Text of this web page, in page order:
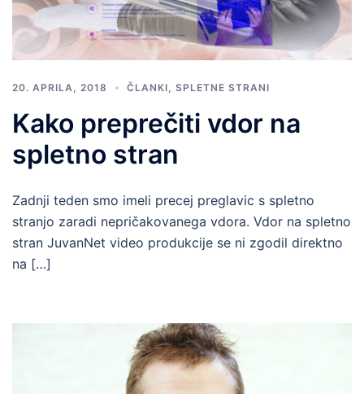
20. APRILA, 2018 ČLANKI SPLETNE STRANI
Kako preprečiti vdor na
spletno stran
Zadnji teden smo imeli precej preglavic s spletno
stranjo zaradi nepričakovanega vdora. Vdor na spletno
stran JuvanNet video produkcije se ni zgodil direktno
na […]